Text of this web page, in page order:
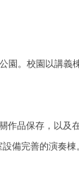
園。校園以講義
品保存，以及
備完善的演奏棟。